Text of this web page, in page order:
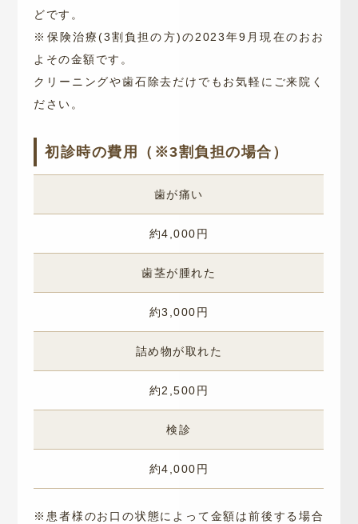
どです。
※保険治療(3割負担の方)の2023年9月現在のおお
よその金額です。
クリーニングや歯石除去だけでもお気軽にご来院く
ださい。
初診時の費用（※3割負担の場合）
歯が痛い
約4,000円
歯茎が腫れた
約3,000円
詰め物が取れた
約2,500円
検診
約4,000円
※患者様のお口の状態によって金額は前後する場合